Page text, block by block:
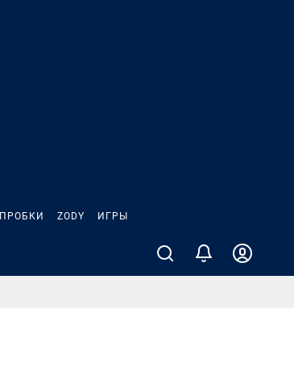
ПРОБКИ ZODY ИГРЫ